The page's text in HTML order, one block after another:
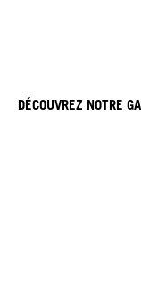
DÉCOUVREZ NOTRE